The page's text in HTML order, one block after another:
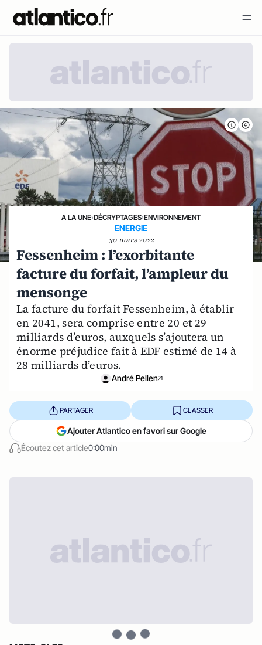
A LA UNE›DÉCRYPTAGES›ENVIRONNEMENT
ENERGIE
30 mars 2022
Fessenheim : l’exorbitante
facture du forfait, l’ampleur du
mensonge
La facture du forfait Fessenheim, à établir
en 2041, sera comprise entre 20 et 29
milliards d’euros, auxquels s’ajoutera un
énorme préjudice fait à EDF estimé de 14 à
28 milliards d’euros.
André Pellen
Écoutez cet article0:00min
PARTAGER CLASSER
Ajouter Atlantico en favori sur Google